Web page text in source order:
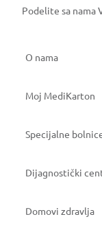
Podelite sa nama
O nama
Moj MediKarton
Specijalne
Dijagnostički
Domovi zdravlja